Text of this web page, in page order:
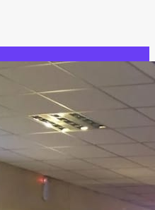
ejecutadas y con un